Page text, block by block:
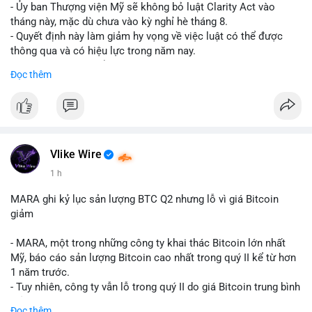
- Ủy ban Thượng viện Mỹ sẽ không bỏ luật Clarity Act vào
tháng này, mặc dù chưa vào kỳ nghỉ hè tháng 8.
- Quyết định này làm giảm hy vọng về việc luật có thể được
thông qua và có hiệu lực trong năm nay.
mục chứng chỉ cho tài sản số tại Mỹ.
và phát triển thị trường crypto tại Mỹ.
#vlikevn #titanbot
📰 Nguồn: CoinDesk
Đọc thêm
Vlike Wire
1 h
MARA ghi kỷ lục sản lượng BTC Q2 nhưng lỗ vì giá Bitcoin
giảm
- MARA, một trong những công ty khai thác Bitcoin lớn nhất
Mỹ, báo cáo sản lượng Bitcoin cao nhất trong quý II kể từ hơn
1 năm trước.
- Tuy nhiên, công ty vẫn lỗ trong quý II do giá Bitcoin trung bình